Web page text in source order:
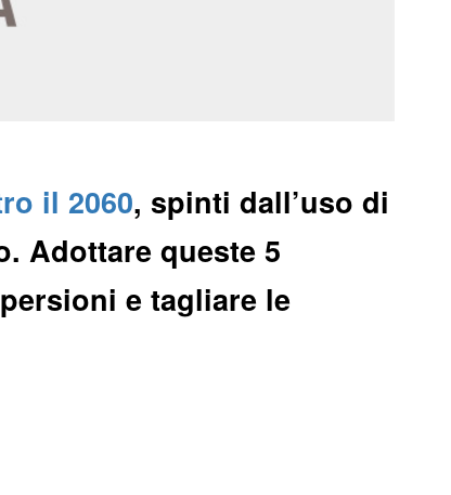
il 2060, spinti dall’uso di
Adottare queste 5
e tagliare le